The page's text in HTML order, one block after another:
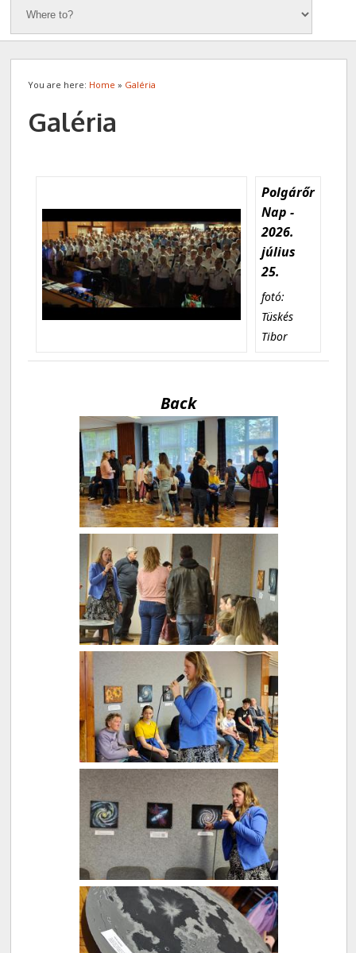
You are here: Home » Galéria
Galéria
Polgárőr
Nap -
2026.
július
25.
fotó:
Tüskés
Tibor
Back